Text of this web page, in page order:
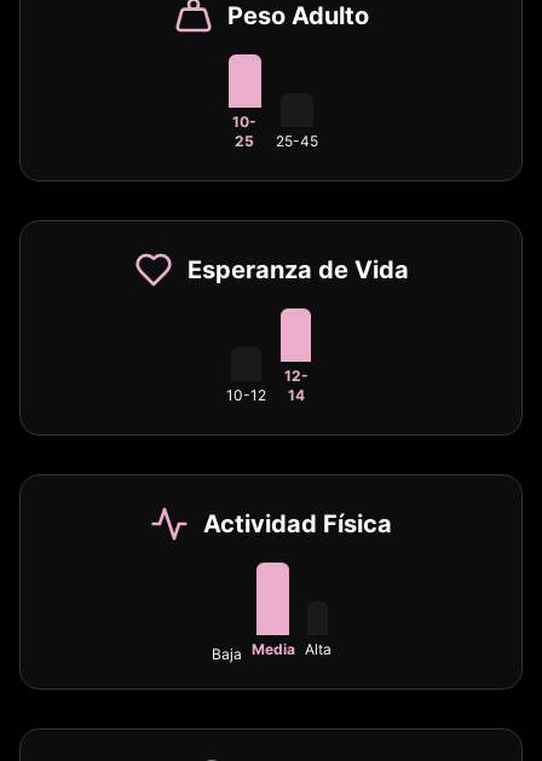
Peso Adulto
10-
25
25-45
Esperanza de Vida
10-12
12-
14
Actividad Física
Baja Media Alta